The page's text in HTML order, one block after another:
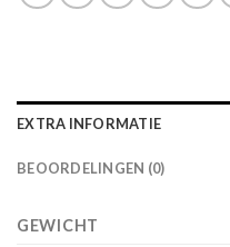
EXTRA INFORMATIE
BEOORDELINGEN (0)
GEWICHT